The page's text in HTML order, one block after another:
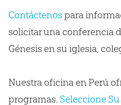
Contáctenospara
solicitar una conferencia
Génesis en su iglesia,
Nuestra oficina en Perú
programas. Seleccione